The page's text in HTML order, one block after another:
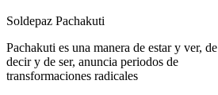
Soldepaz Pachakuti
Pachakuti es una manera de estar y ver, de
decir y de ser, anuncia periodos de
transformaciones radicales